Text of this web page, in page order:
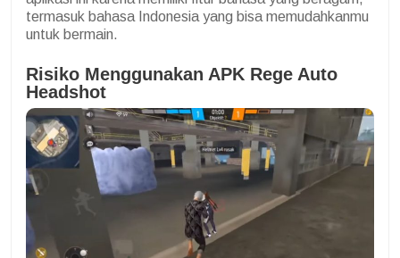
termasuk bahasa Indonesia yang bisa memudahkanmu
untuk bermain.
Risiko Menggunakan APK Rege Auto
Headshot